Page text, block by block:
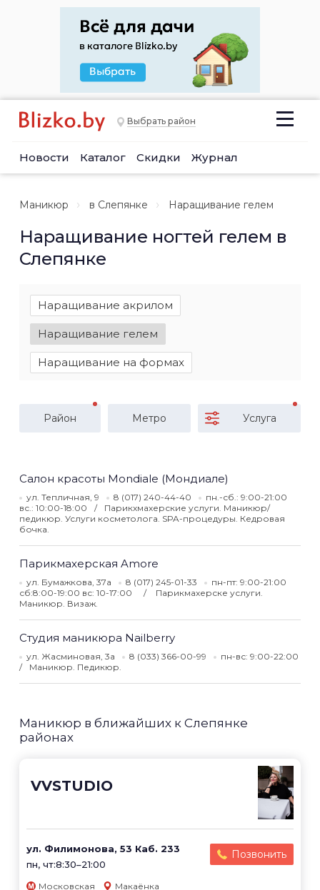
Выбрать район
Новости Каталог Скидки Журнал
Маникюр в Слепянке Наращивание гелем
Наращивание ногтей гелем в
Слепянке
Наращивание акрилом
Наращивание гелем
Наращивание на формах
Район Метро Услуга
Салон красоты Mondiale (Мондиале)
ул. Тепличная, 9 8 (017) 240-44-40
пн.-сб.: 9:00-21:00
вс.: 10:00-18:00
Парикхмахерские услуги. Маникюр/
педикюр. Услуги косметолога. SPA-процедуры. Кедровая
бочка.
Парикмахерская Amore
ул. Бумажкова, 37а 8 (017) 245-01-33
пн-пт: 9:00-21:00
сб:8:00-19:00 вс: 10-17:00
Парикмахерске услуги.
Маникюр. Визаж.
Студия маникюра Nailberry
ул. Жасминовая, 3а 8 (033) 366-00-99
пн-вс: 9:00-22:00
Маникюр. Педикюр.
Маникюр в ближайших к Слепянке
районах
VVSTUDIO
ул. Филимонова, 53 Каб. 233
пн, чт:8:30–21:00
Позвонить
Московская Макаёнка